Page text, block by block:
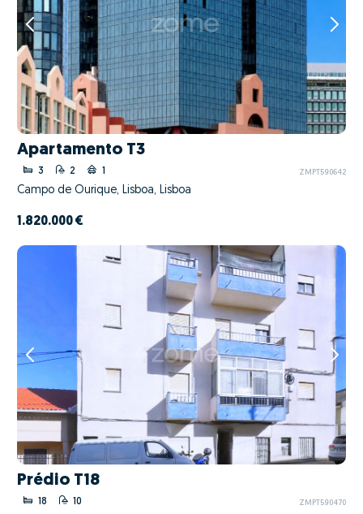
Apartamento T3
3 2 1 ZMPT590642
Campo de Ourique, Lisboa, Lisboa
1.820.000 €
Prédio T18
18 10 ZMPT590470